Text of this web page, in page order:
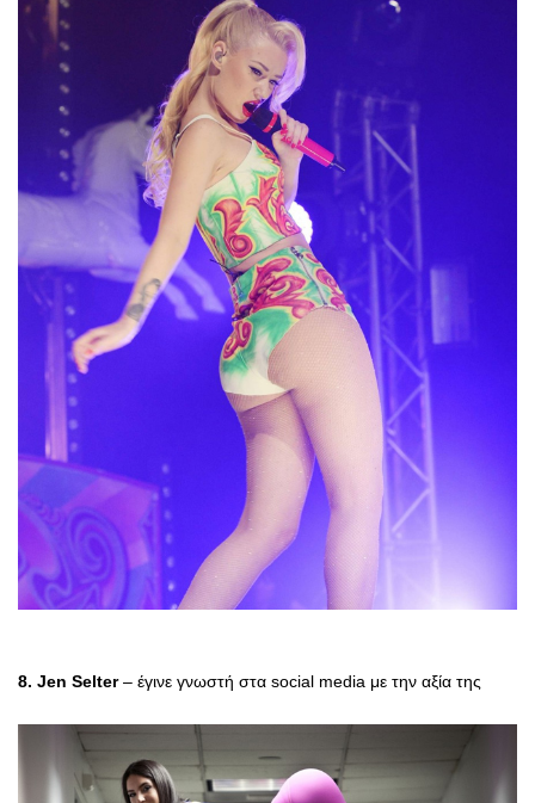
8. Jen Selter– έγινε γνωστή στα social media με την αξία της